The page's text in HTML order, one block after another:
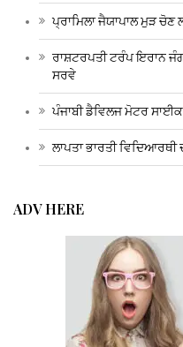
ਪ੍ਰਾਮਿਲਾ ਜੈਯਾਪਾਲ ਮੁੜ ਚੋਣ
ਰਾਸ਼ਟਰਪਤੀ ਟਰੰਪ ਇਰਾਨ
ਸਰਵੇ
ਪੰਜਾਬੀ ਡੈਵਿਲਜ ਮੋਟਰ
ਲਾਪਤਾ ਭਾਰਤੀ ਵਿਦਿਆਰਥੀ
ADV HERE